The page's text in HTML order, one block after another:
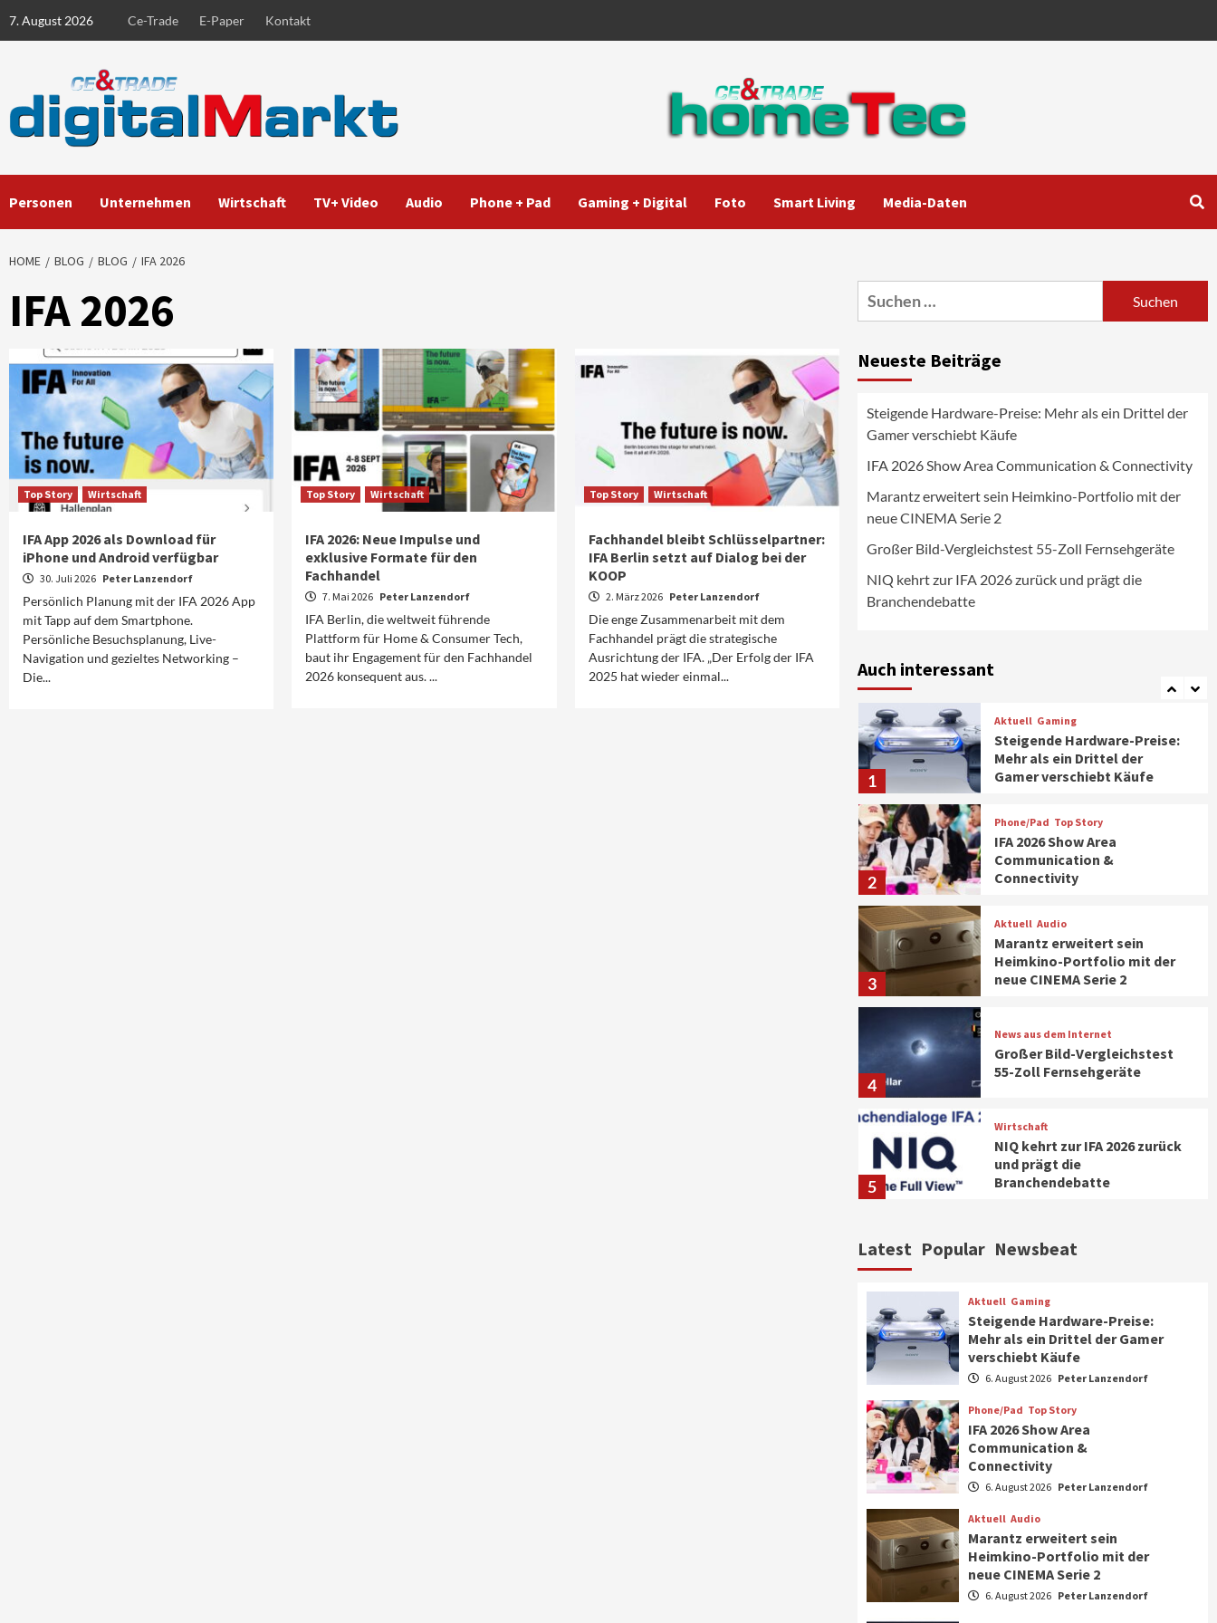
7. August 2026 Ce-Trade E-Paper Kontakt
Personen Unternehmen Wirtschaft TV+ Video Audio Phone + Pad Gaming + Digital Foto Smart Living Media-Daten
HOME BLOG BLOG IFA 2026
IFA 2026
Top Story Wirtschaft
IFA App 2026 als Download für
iPhone und Android verfügbar
30. Juli 2026 Peter Lanzendorf
Persönlich Planung mit der IFA 2026 App
mit Tapp auf dem Smartphone.
Persönliche Besuchsplanung, Live-
Navigation und gezieltes Networking –
Die...
Top Story Wirtschaft
IFA 2026: Neue Impulse und
exklusive Formate für den
Fachhandel
7. Mai 2026 Peter Lanzendorf
IFA Berlin, die weltweit führende
Plattform für Home & Consumer Tech,
baut ihr Engagement für den Fachhandel
2026 konsequent aus. ...
Top Story Wirtschaft
Fachhandel bleibt Schlüsselpartner:
IFA Berlin setzt auf Dialog bei der
KOOP
2. März 2026 Peter Lanzendorf
Die enge Zusammenarbeit mit dem
Fachhandel prägt die strategische
Ausrichtung der IFA. „Der Erfolg der IFA
2025 hat wieder einmal...
Suchen
nach:
Neueste Beiträge
Steigende Hardware-Preise: Mehr als ein Drittel der
Gamer verschiebt Käufe
IFA 2026 Show Area Communication & Connectivity
Marantz erweitert sein Heimkino-Portfolio mit der
neue CINEMA Serie 2
Großer Bild-Vergleichstest 55-Zoll Fernsehgeräte
NIQ kehrt zur IFA 2026 zurück und prägt die
Branchendebatte
Auch interessant
Marantz erweitert sein
4
News aus dem Internet
55-Zoll Fernsehgeräte
5
Wirtschaft
NIQ kehrt zur IFA 2026 zurück
Branchendebatte
6
Aktuell
in strategisch wichtigen
Märkten aus
7
Ventilatoren
1
Aktuell Gaming
Steigende Hardware-Preise:
Mehr als ein Drittel der
Gamer verschiebt Käufe
2
Phone/Pad Top Story
IFA 2026 Show Area
Communication &
Connectivity
3
Aktuell Audio
Marantz erweitert sein
Heimkino-Portfolio mit der
neue CINEMA Serie 2
4
News aus dem Internet
Großer Bild-Vergleichstest
55-Zoll Fernsehgeräte
5
Wirtschaft
NIQ kehrt zur IFA 2026 zurück
und prägt die
Branchendebatte
6
CHERRY baut Vertriebsteam
7
Smart Living Top Story
Verbraucher setzen immer
mehr auf Klimageräte und
Ventilatoren
1
Aktuell Gaming
Steigende Hardware-Preise:
Mehr als ein Drittel der
Gamer verschiebt Käufe
Phone/Pad Top Story
IFA 2026 Show Area
Communication &
Connectivity
Latest Popular Newsbeat
Aktuell Gaming
Steigende Hardware-Preise:
Mehr als ein Drittel der Gamer
verschiebt Käufe
6. August 2026 Peter Lanzendorf
Phone/Pad Top Story
IFA 2026 Show Area
Communication &
Connectivity
6. August 2026 Peter Lanzendorf
Aktuell Audio
Marantz erweitert sein
Heimkino-Portfolio mit der
neue CINEMA Serie 2
6. August 2026 Peter Lanzendorf